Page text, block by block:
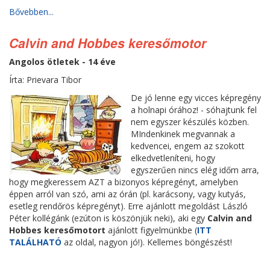
Bővebben...
Calvin and Hobbes keresőmotor
Angolos ötletek - 14 éve
Írta: Prievara Tibor
De jó lenne egy vicces képregény
a holnapi órához! - sóhajtunk fel
nem egyszer készülés közben.
MIndenkinek megvannak a
kedvencei, engem az szokott
elkedvetleníteni, hogy
egyszerűen nincs elég időm arra,
hogy megkeressem AZT a bizonyos képregényt, amelyben
éppen arról van szó, ami az órán (pl. karácsony, vagy kutyás,
esetleg rendőrös képregényt). Erre ajánlott megoldást László
Péter kollégánk (ezúton is köszönjük neki), aki egy Calvin and
Hobbes keresőmotort ajánlott figyelmünkbe (ITT
TALÁLHATÓ az oldal, nagyon jó!). Kellemes böngészést!